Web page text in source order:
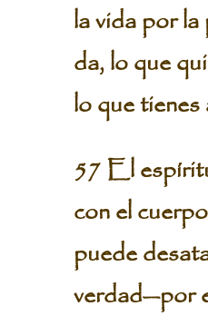
la vida por
da, lo que
lo que
57 El
con el
puede
verdad—por